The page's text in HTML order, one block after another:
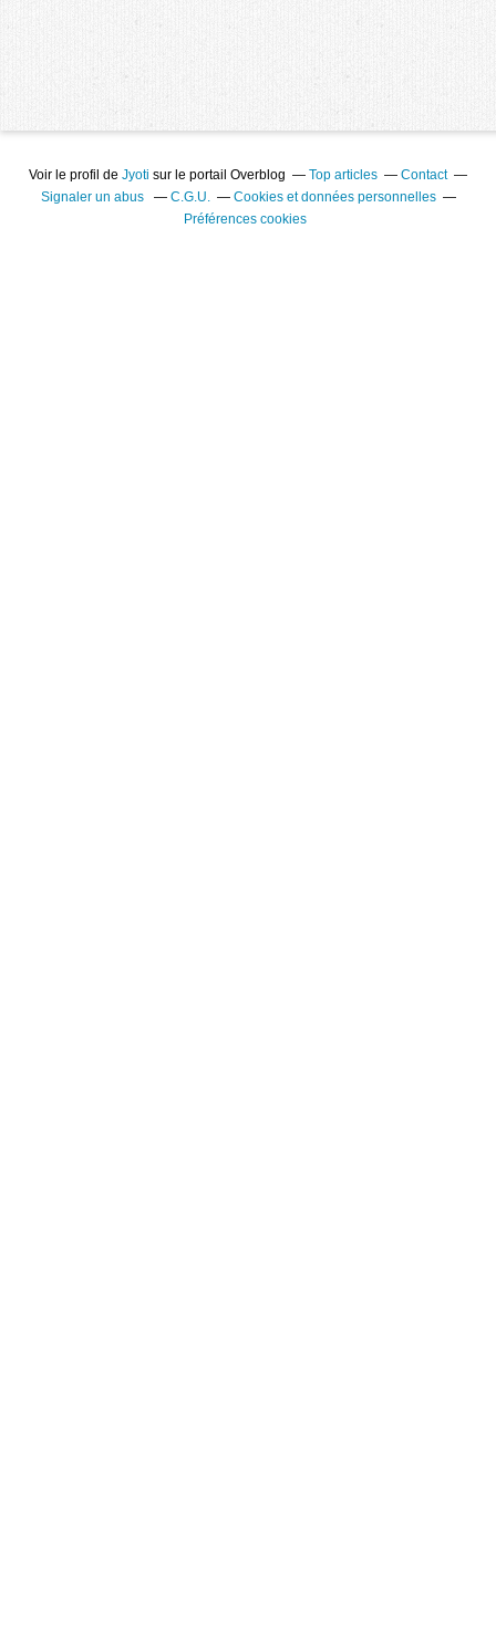
Voir le profil de Jyoti sur le portail Overblog Top articles
Contact
Signaler un abus
C.G.U.
Cookies et données personnelles
Préférences cookies